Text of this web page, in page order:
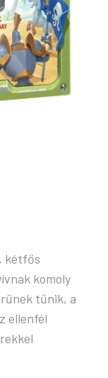
kétfős
komoly
tűnik, a
ellenfél